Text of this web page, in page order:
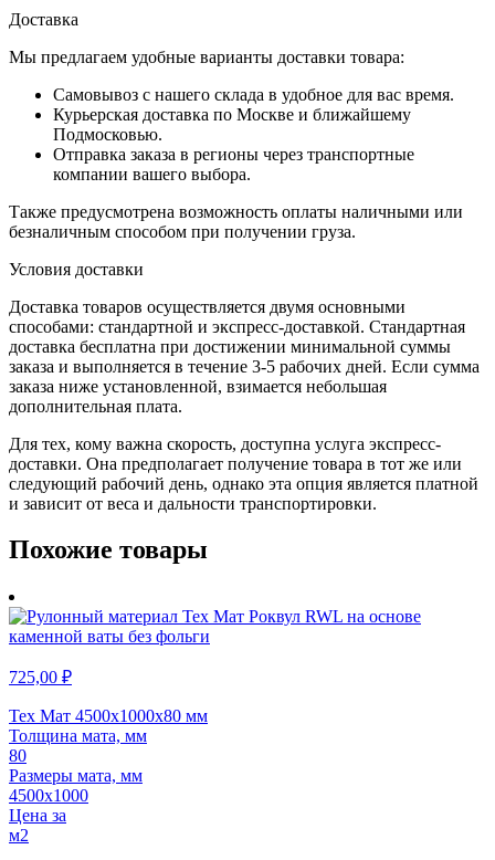
Доставка
Мы предлагаем удобные варианты доставки товара:
Самовывоз с нашего склада в удобное для вас время.
Курьерская доставка по Москве и ближайшему
Подмосковью.
Отправка заказа в регионы через транспортные
компании вашего выбора.
Также предусмотрена возможность оплаты наличными или
безналичным способом при получении груза.
Условия доставки
Доставка товаров осуществляется двумя основными
способами: стандартной и экспресс-доставкой. Стандартная
доставка бесплатна при достижении минимальной суммы
заказа и выполняется в течение 3-5 рабочих дней. Если сумма
заказа ниже установленной, взимается небольшая
дополнительная плата.
Для тех, кому важна скорость, доступна услуга экспресс-
доставки. Она предполагает получение товара в тот же или
следующий рабочий день, однако эта опция является платной
и зависит от веса и дальности транспортировки.
Похожие товары
725,00 ₽
Тех Мат 4500х1000х80 мм
Толщина мата, мм
80
Размеры мата, мм
4500х1000
Цена за
м2